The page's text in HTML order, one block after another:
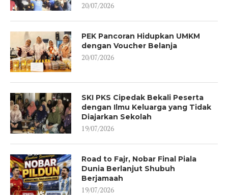
20/07/2026
PEK Pancoran Hidupkan UMKM
dengan Voucher Belanja
20/07/2026
SKI PKS Cipedak Bekali Peserta
dengan Ilmu Keluarga yang Tidak
Diajarkan Sekolah
19/07/2026
Road to Fajr, Nobar Final Piala
Dunia Berlanjut Shubuh
Berjamaah
19/07/2026